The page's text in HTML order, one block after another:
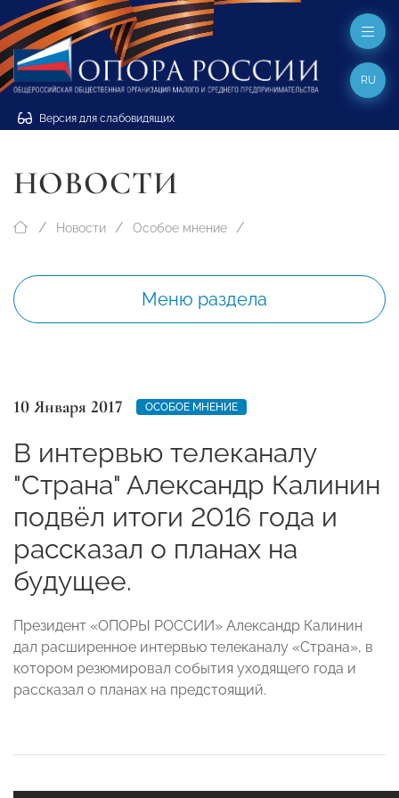
Версия для слабовидящих
RU
НОВОСТИ
Новости Особое мнение
Меню раздела
10 Января 2017 ОСОБОЕ МНЕНИЕ
В интервью телеканалу
"Страна" Александр Калинин
подвёл итоги 2016 года и
рассказал о планах на
будущее.
Президент «ОПОРЫ РОССИИ» Александр Калинин
дал расширенное интервью телеканалу «Страна», в
котором резюмировал события уходящего года и
рассказал о планах на предстоящий.